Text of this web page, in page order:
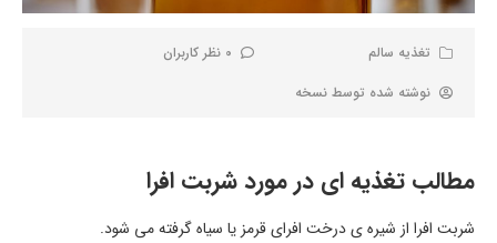
تغذیه سالم
0 نظر کاربران
نوشته شده توسط نسخه
مطالب تغذیه ای در مورد شربت افرا
شربت افرا از شیره ی درخت افرای قرمز یا سیاه گرفته می شود.